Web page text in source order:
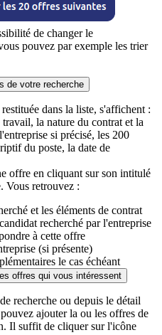
de changer le
pouvez par exemple les trier
de votre recherche
dans la liste, s'affichent :
la nature du contrat et la
si précisé, les 200
du poste, la date de
offre en cliquant sur son intitulé
Vous retrouvez :
et les éléments de contrat
recherché par l'entreprise
à cette offre
(si présente)
le cas échéant
offres qui vous intéressent
recherche ou depuis le détail
ajouter la ou les offres de
Il suffit de cliquer sur l'icône